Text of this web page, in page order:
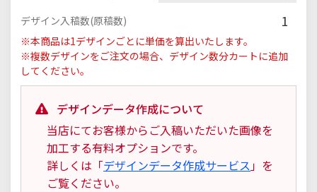
デザイン入稿数(原稿数) 1
※本商品は1デザインごとに単価を算出いたします。
※複数デザインをご注文の場合、デザイン数分カートに追加
してください。
デザインデータ作成について
当店にてお客様からご入稿いただいた画像を
加工する有料オプションです。
詳しくは「デザインデータ作成サービス」を
ご覧ください。